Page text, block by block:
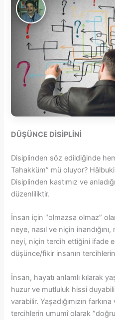
DÜŞÜNCE DİSİPLİNİ
Disiplinden söz edildiğinde
Tahakküm” mü oluyor?
Disiplinden kastımız ve
düzenliliktir.
İnsan için “olmazsa olmaz”
neye, nasıl ve niçin inandığını,
neyi, niçin tercih ettiğini ifade
düşünce/fikir insanın
İnsan, hayatı anlamlı kılarak
huzur ve mutluluk hissi
varabilir. Yaşadığımızın
tercihlerin umumî olarak